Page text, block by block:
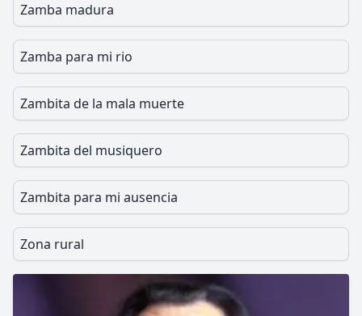
Zamba madura
Zamba para mi rio
Zambita de la mala muerte
Zambita del musiquero
Zambita para mi ausencia
Zona rural